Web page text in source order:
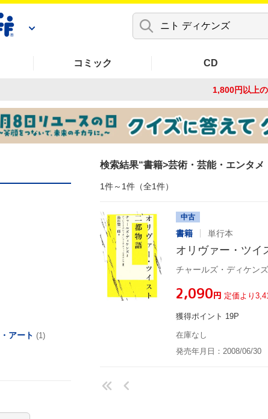
コミック CD
1,800円以上
検索結果 書籍>芸術・芸能・エンタ
1件～1件（全1件）
中古
書籍 単行本
オリヴァー・ツイ
チャールズ・ディケン
¥2,090円 定価より
獲得ポイント 19P
在庫なし
発売年月日：2008/06/30
アート (1)